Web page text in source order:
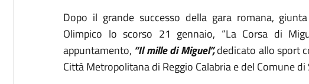
Dopo il grande successo della gara romana,
Olimpico lo scorso 21 gennaio, “La Corsa di
appuntamento, “Il mille di Miguel”,dedicato allo sport
Città Metropolitana di Reggio Calabria e del Comune di